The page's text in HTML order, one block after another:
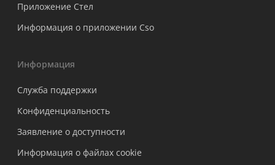
Приложение Стел
Информация о приложении Cso
Информация
Служба поддержки
Конфиденциальность
Заявление о доступности
Информация о файлах cookie